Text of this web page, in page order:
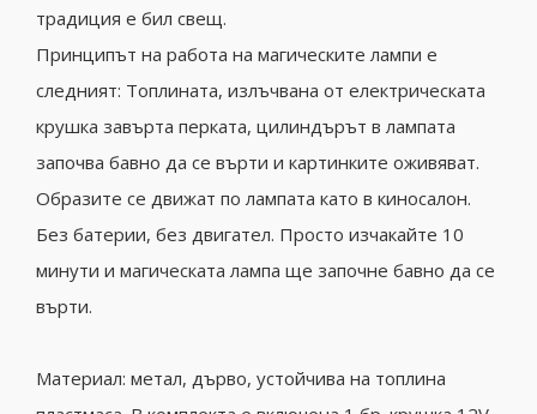
традиция е бил свещ.
Принципът на работа на магическите лампи е
следният: Топлината, излъчвана от електрическата
крушка завърта перката, цилиндърът в лампата
започва бавно да се върти и картинките оживяват.
Образите се движат по лампата като в киносалон.
Без батерии, без двигател. Просто изчакайте 10
минути и магическата лампа ще започне бавно да се
върти.
Материал: метал, дърво, устойчива на топлина